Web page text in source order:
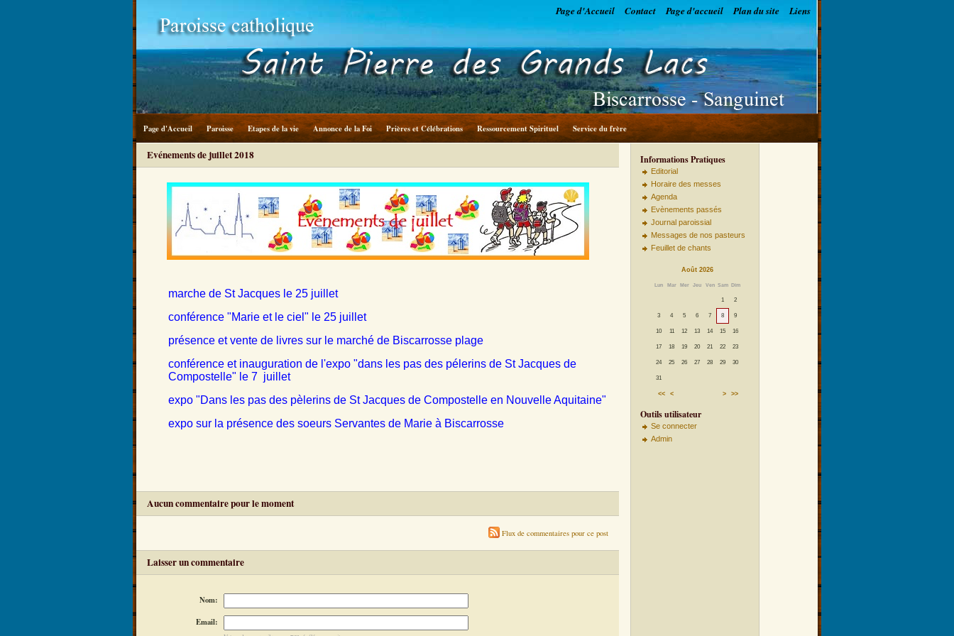
Liens
Plan du site
Page d'accueil
Contact
Page d'Accueil
Page d'Accueil Paroisse Etapes de la vie Annonce de la Foi Prières et Célébrations Ressourcement Spirituel Service du frère
Informations Pratiques
Editorial
Horaire des messes
Agenda
Evènements passés
Journal paroissial
Messages de nos pasteurs
Feuillet de chants
Août 2026
Lun Mar Mer Jeu Ven Sam Dim
<< < > >>
1 2
3 4 5 6 7 8 9
10 11 12 13 14 15 16
17 18 19 20 21 22 23
24 25 26 27 28 29 30
31
Outils utilisateur
Se connecter
Admin
Evénements de juillet 2018
marche de St Jacques le 25 juillet
conférence "Marie et le ciel" le 25 juillet
présence et vente de livres sur le marché de Biscarrosse plage
conférence et inauguration de l'expo "dans les pas des pélerins de St Jacques de
Compostelle" le 7 juillet
expo "Dans les pas des pèlerins de St Jacques de Compostelle en Nouvelle Aquitaine"
expo sur la présence des soeurs Servantes de Marie à Biscarrosse
Aucun commentaire pour le moment
Flux de commentaires pour ce post
Laisser un commentaire
Nom:
Email: